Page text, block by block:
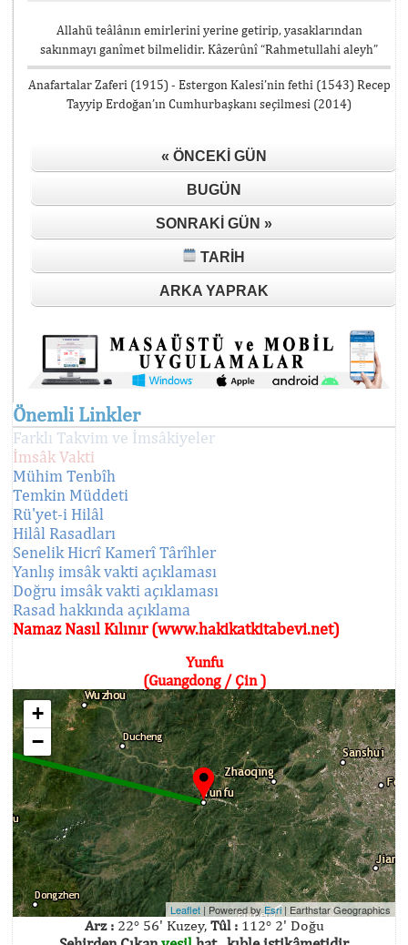
Allahü teâlânın emirlerini yerine getirip, yasaklarından
sakınmayı ganîmet bilmelidir. Kâzerûnî “Rahmetullahi aleyh”
Anafartalar Zaferi (1915) - Estergon Kalesi’nin fethi (1543) Recep
Tayyip Erdoğan’ın Cumhurbaşkanı seçilmesi (2014)
« ÖNCEKI GÜN
BUGÜN
SONRAKI GÜN »
TARIH
ARKA YAPRAK
Önemli Linkler
Farklı Takvim ve İmsâkiyeler
İmsâk Vakti
Mühim Tenbîh
Temkin Müddeti
Rü'yet-i Hilâl
Hilâl Rasadları
Senelik Hicrî Kamerî Târîhler
Yanlış imsâk vakti açıklaması
Doğru imsâk vakti açıklaması
Rasad hakkında açıklama
Namaz Nasıl Kılınır (www.hakikatkitabevi.net)
Yunfu
(Guangdong / Çin )
+
−
Leaflet | Powered byEsri | Earthstar Geographics
Arz :22° 56' Kuzey, Tûl :112° 2' Doğu